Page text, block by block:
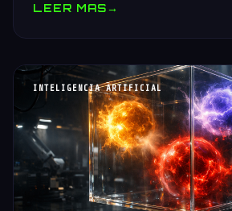
LEER MAS→
INTELIGENCIA ARTIFICIAL